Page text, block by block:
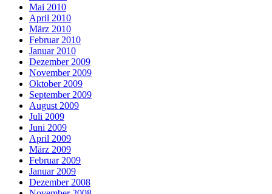
Mai 2010
April 2010
März 2010
Februar 2010
Januar 2010
Dezember 2009
November 2009
Oktober 2009
September 2009
August 2009
Juli 2009
Juni 2009
April 2009
März 2009
Februar 2009
Januar 2009
Dezember 2008